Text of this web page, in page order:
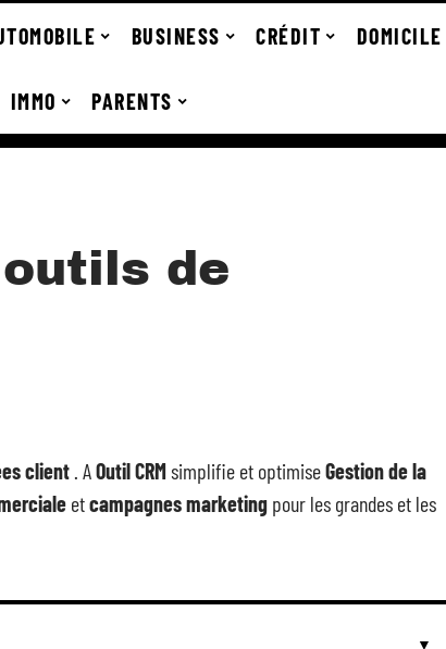
BUSINESS CRÉDIT DOMICILE
IMMO PARENTS
de
client. AOutil CRMsimplifie et optimiseGestion de la
etcampagnes marketing pour les grandes et les